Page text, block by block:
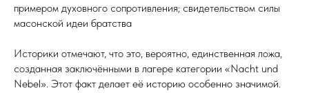
примером духовного сопротивления; свидетельством силы
масонской идеи братства
Историки отмечают, что это, вероятно, единственная ложа,
созданная заключёнными в лагере категории «Nacht und
Nebel». Этот факт делает её историю особенно значимой.